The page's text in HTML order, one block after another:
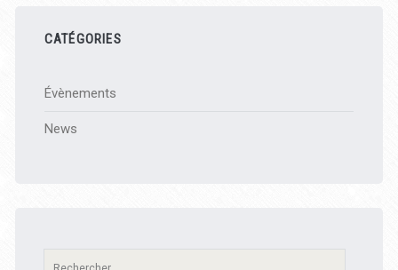
CATÉGORIES
Évènements
News
Recherche: